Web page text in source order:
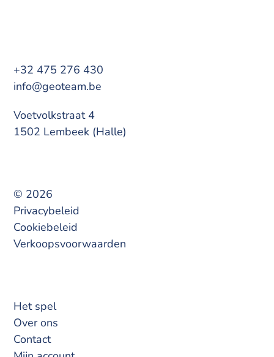
+32 475 276 430
info@geoteam.be
Voetvolkstraat 4
1502 Lembeek (Halle)
© 2026
Privacybeleid
Cookiebeleid
Verkoopsvoorwaarden
Het spel
Over ons
Contact